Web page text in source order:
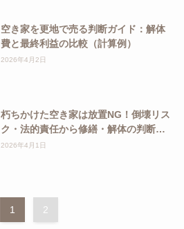
空き家を更地で売る判断ガイド：解体
費と最終利益の比較（計算例）
2026年4月2日
朽ちかけた空き家は放置NG！倒壊リス
ク・法的責任から修繕・解体の判断ポ
イントまで全解説
2026年4月1日
1 2